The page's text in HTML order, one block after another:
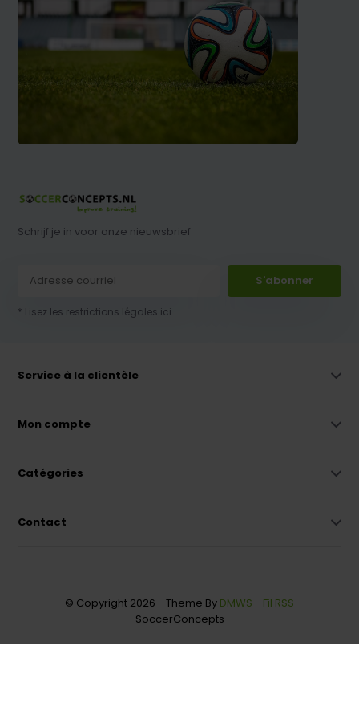
Schrijf je in voor onze nieuwsbrief
S'abonner
* Lisez les restrictions légales ici
Service à la clientèle
Mon compte
Catégories
Contact
© Copyright 2026 - Theme By DMWS - Fil RSS
SoccerConcepts